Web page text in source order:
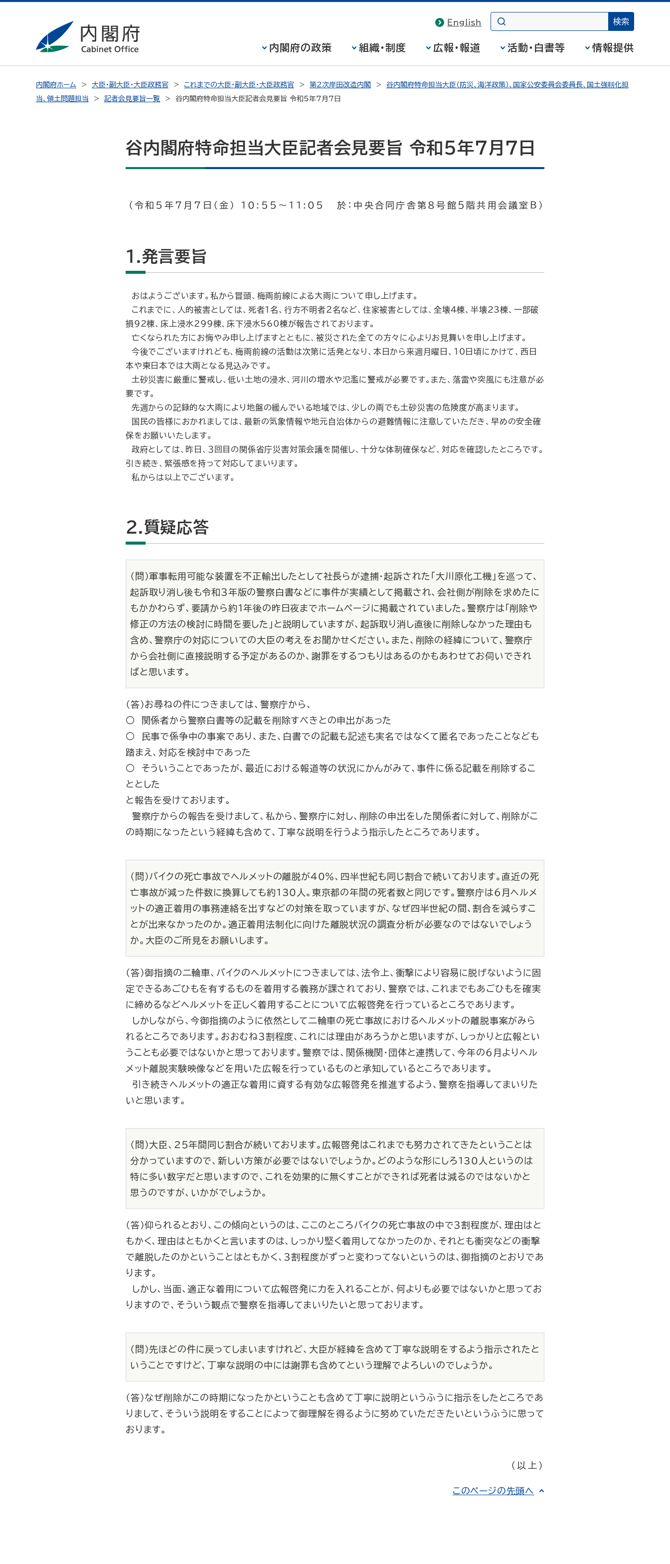
English
内閣府の政策 組織・制度 広報・報道 活動・白書等 情報提供
内閣府ホーム 大臣・副大臣・大臣政務官 これまでの大臣・副大臣・大臣政務官 第2次岸田改造内閣
谷内閣府特命担当大臣（防災、海洋政策）、国家公安委員会委員長、国土強靱化担
当、領土問題担当
記者会見要旨一覧 谷内閣府特命担当大臣記者会見要旨 令和5年7月7日
谷内閣府特命担当大臣記者会見要旨 令和5年7月7日
（令和5年7月7日（金） 10:55～11:05 於：中央合同庁舎第８号館５階共用会議室Ｂ）
1.発言要旨
おはようございます。私から冒頭、梅雨前線による大雨について申し上げます。
これまでに、人的被害としては、死者１名、行方不明者２名など、住家被害としては、全壊４棟、半壊23棟、一部破
損92棟、床上浸水299棟、床下浸水560棟が報告されております。
亡くなられた方にお悔やみ申し上げますとともに、被災された全ての方々に心よりお見舞いを申し上げます。
今後でございますけれども、梅雨前線の活動は次第に活発となり、本日から来週月曜日、10日頃にかけて、西日
本や東日本では大雨となる見込みです。
土砂災害に厳重に警戒し、低い土地の浸水、河川の増水や氾濫に警戒が必要です。また、落雷や突風にも注意が必
要です。
先週からの記録的な大雨により地盤の緩んでいる地域では、少しの雨でも土砂災害の危険度が高まります。
国民の皆様におかれましては、最新の気象情報や地元自治体からの避難情報に注意していただき、早めの安全確
保をお願いいたします。
政府としては、昨日、３回目の関係省庁災害対策会議を開催し、十分な体制確保など、対応を確認したところです。
引き続き、緊張感を持って対応してまいります。
私からは以上でございます。
2.質疑応答
（問）軍事転用可能な装置を不正輸出したとして社長らが逮捕・起訴された「大川原化工機」を巡って、
起訴取り消し後も令和３年版の警察白書などに事件が実績として掲載され、会社側が削除を求めたに
もかかわらず、要請から約1年後の昨日夜までホームページに掲載されていました。警察庁は「削除や
修正の方法の検討に時間を要した」と説明していますが、起訴取り消し直後に削除しなかった理由も
含め、警察庁の対応についての大臣の考えをお聞かせください。また、削除の経緯について、警察庁
から会社側に直接説明する予定があるのか、謝罪をするつもりはあるのかもあわせてお伺いできれ
ばと思います。
（答）お尋ねの件につきましては、警察庁から、
○ 関係者から警察白書等の記載を削除すべきとの申出があった
○ 民事で係争中の事案であり、また、白書での記載も記述も実名ではなくて匿名であったことなども
踏まえ、対応を検討中であった
○ そういうことであったが、最近における報道等の状況にかんがみて、事件に係る記載を削除するこ
ととした
と報告を受けております。
警察庁からの報告を受けまして、私から、警察庁に対し、削除の申出をした関係者に対して、削除がこ
の時期になったという経緯も含めて、丁寧な説明を行うよう指示したところであります。
（問）バイクの死亡事故でヘルメットの離脱が40％、四半世紀も同じ割合で続いております。直近の死
亡事故が減った件数に換算しても約130人。東京都の年間の死者数と同じです。警察庁は６月ヘルメ
ットの適正着用の事務連絡を出すなどの対策を取っていますが、なぜ四半世紀の間、割合を減らすこ
とが出来なかったのか。適正着用法制化に向けた離脱状況の調査分析が必要なのではないでしょう
か。大臣のご所見をお願いします。
（答）御指摘の二輪車、バイクのヘルメットにつきましては、法令上、衝撃により容易に脱げないように固
定できるあごひもを有するものを着用する義務が課されており、警察では、これまでもあごひもを確実
に締めるなどヘルメットを正しく着用することについて広報啓発を行っているところであります。
しかしながら、今御指摘のように依然として二輪車の死亡事故におけるヘルメットの離脱事案がみら
れるところであります。おおむね３割程度、これには理由があろうかと思いますが、しっかりと広報とい
うことも必要ではないかと思っております。警察では、関係機関・団体と連携して、今年の６月よりヘル
メット離脱実験映像などを用いた広報を行っているものと承知しているところであります。
引き続きヘルメットの適正な着用に資する有効な広報啓発を推進するよう、警察を指導してまいりた
いと思います。
（問）大臣、25年間同じ割合が続いております。広報啓発はこれまでも努力されてきたということは
分かっていますので、新しい方策が必要ではないでしょうか。どのような形にしろ130人というのは
特に多い数字だと思いますので、これを効果的に無くすことができれば死者は減るのではないかと
思うのですが、いかがでしょうか。
（答）仰られるとおり、この傾向というのは、ここのところバイクの死亡事故の中で３割程度が、理由はと
もかく、理由はともかくと言いますのは、しっかり堅く着用してなかったのか、それとも衝突などの衝撃
で離脱したのかということはともかく、３割程度がずっと変わってないというのは、御指摘のとおりであ
ります。
しかし、当面、適正な着用について広報啓発に力を入れることが、何よりも必要ではないかと思ってお
りますので、そういう観点で警察を指導してまいりたいと思っております。
（問）先ほどの件に戻ってしまいますけれど、大臣が経緯を含めて丁寧な説明をするよう指示されたと
いうことですけど、丁寧な説明の中には謝罪も含めてという理解でよろしいのでしょうか。
（答）なぜ削除がこの時期になったかということも含めて丁寧に説明というふうに指示をしたところであ
りまして、そういう説明をすることによって御理解を得るように努めていただきたいというふうに思って
おります。
（以上）
このページの先頭へ